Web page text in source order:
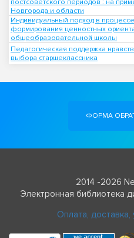
постсоветского периодов : на
Новгорода и области
Индивидуальный подход в процессе
формирования ценностных
общеобразовательной школы
Педагогическая поддержка
выбора старшеклассника
ФОРМА
2014 -2026
Электронная библиотека
Оплата, доставка,